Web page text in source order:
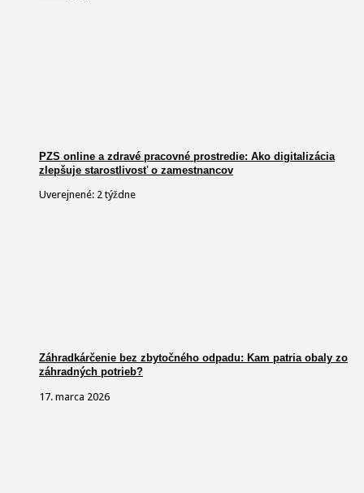
PZS online a zdravé pracovné prostredie: Ako digitalizácia
zlepšuje starostlivosť o zamestnancov
Uverejnené: 2 týždne
Záhradkárčenie bez zbytočného odpadu: Kam patria obaly zo
záhradných potrieb?
17. marca 2026